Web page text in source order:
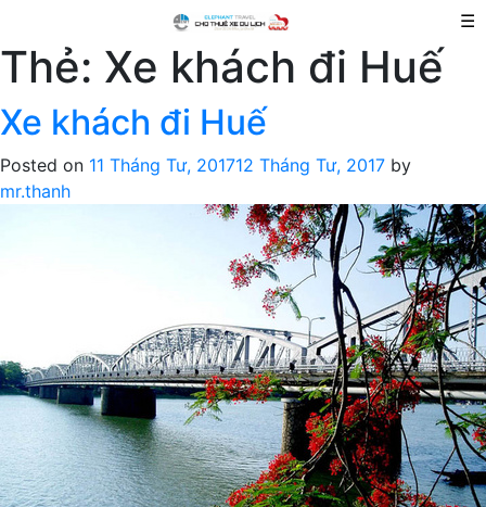
☰
Thẻ: Xe khách đi Huế
Xe khách đi Huế
Posted on 11 Tháng Tư, 201712 Tháng Tư, 2017 by
mr.thanh